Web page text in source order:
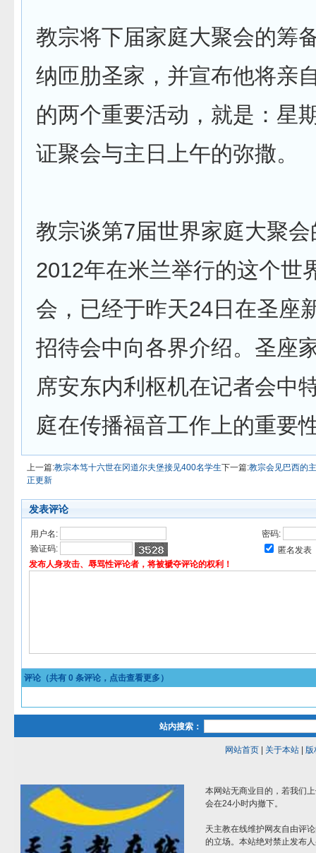
教宗将下届家庭大聚会的筹
纳匝肋圣家，并宣布他将亲
的两个重要活动，就是：星
证聚会与主日上午的弥撒。
教宗谈第7届世界家庭大聚
2012年在米兰举行的这个世
会，已经于昨天24日在圣座
招待会中向各界介绍。圣座
席安东内利枢机在记者会中
庭在传播福音工作上的重要
上一篇:教宗本笃十六世在冈道尔夫堡接见400名学生下一篇:教宗会见巴西的
正更新
发表评论
用户名:
密码:
验证码:
匿名发表
发布人身攻击、辱骂性评论者，将被褫夺评论的权利！
评论（共有 0 条评论，点击查看更多）
站内搜索：
网站首页| 关于本站| 版
本网站无商业目的，若我们
会在24小时内撤下。
天主教在线维护网友自由评
的立场。本站绝对禁止发布